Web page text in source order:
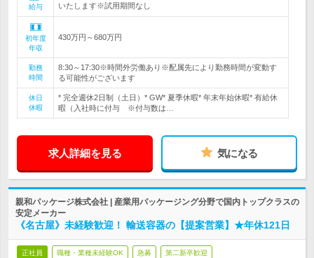
給与
いたします※試用期間なし
初年度
年収
430万円～680万円
勤務
時間
8:30～17:30※時間外労働あり※配属先により勤務時間が変動す
る可能性がございます
休日
休暇
* 完全週休2日制（土日）* GW* 夏季休暇* 年末年始休暇* 有給休
暇（入社時に付与 ※付与数は…
求人詳細を見る 気になる
親和パッケージ株式会社 | 産業用パッケージング分野で国内トップクラスの
安定メーカー
《名古屋》未経験歓迎！ 輸送容器の【提案営業】★年休121日
正社員 職種・業種未経験OK 急募 第二新卒歓迎